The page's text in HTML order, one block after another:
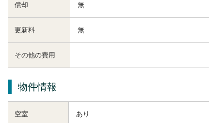
償却 無
更新料 無
その他の費用
物件情報
空室 あり